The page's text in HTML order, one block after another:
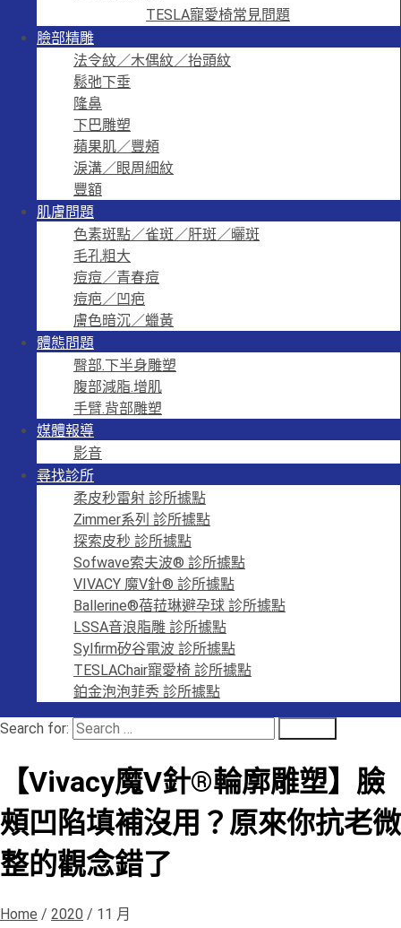
TESLA寵愛椅常見問題
臉部精雕
法令紋／木偶紋／抬頭紋
鬆弛下垂
隆鼻
下巴雕塑
蘋果肌／豐頰
淚溝／眼周細紋
豐額
肌膚問題
色素斑點／雀斑／肝斑／曬斑
毛孔粗大
痘痘／青春痘
痘疤／凹疤
膚色暗沉／蠟黃
體態問題
臀部.下半身雕塑
腹部減脂.增肌
手臂.背部雕塑
媒體報導
影音
尋找診所
柔皮秒雷射 診所據點
Zimmer系列 診所據點
探索皮秒 診所據點
Sofwave索夫波® 診所據點
VIVACY 魔V針® 診所據點
Ballerine®蓓菈琳避孕球 診所據點
LSSA音浪脂雕 診所據點
Sylfirm矽谷電波 診所據點
TESLAChair寵愛椅 診所據點
鉑金泡泡菲秀 診所據點
Search for:
【Vivacy魔V針®輪廓雕塑】臉
頰凹陷填補沒用？原來你抗老微
整的觀念錯了
Home / 2020 / 11 月